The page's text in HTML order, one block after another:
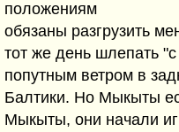
положениям
обязаны разгрузить
тот же день шлепать "с
попутным ветром в
Балтики. Но Мыкыты
Мыкыты, они начали